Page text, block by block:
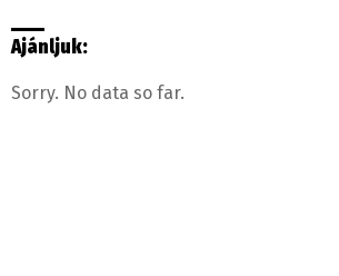
Ajánljuk:
Sorry. No data so far.